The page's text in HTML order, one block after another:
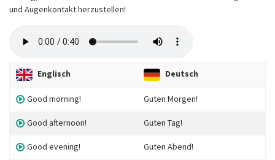
und Augenkontakt herzustellen!
Englisch Deutsch
Good morning! Guten Morgen!
Good afternoon! Guten Tag!
Good evening! Guten Abend!